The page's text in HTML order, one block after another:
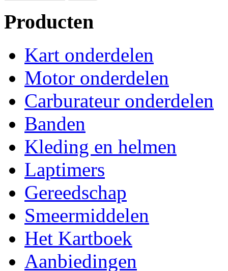
Producten
Kart onderdelen
Motor onderdelen
Carburateur onderdelen
Banden
Kleding en helmen
Laptimers
Gereedschap
Smeermiddelen
Het Kartboek
Aanbiedingen